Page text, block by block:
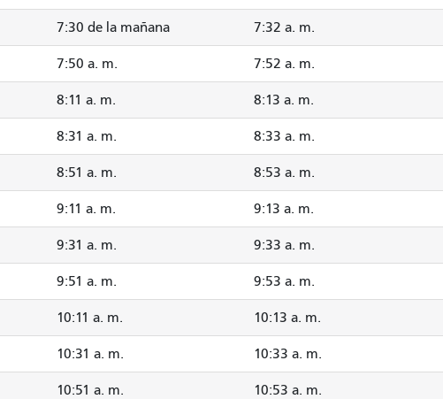
7:30 de la mañana 7:32 a. m.
7:50 a. m. 7:52 a. m.
8:11 a. m. 8:13 a. m.
8:31 a. m. 8:33 a. m.
8:51 a. m. 8:53 a. m.
9:11 a. m. 9:13 a. m.
9:31 a. m. 9:33 a. m.
9:51 a. m. 9:53 a. m.
10:11 a. m. 10:13 a. m.
10:31 a. m. 10:33 a. m.
10:51 a. m. 10:53 a. m.